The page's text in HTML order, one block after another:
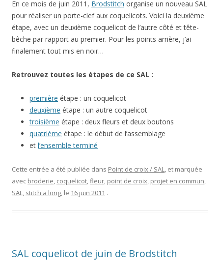
En ce mois de juin 2011, Brodstitch organise un nouveau SAL
pour réaliser un porte-clef aux coquelicots. Voici la deuxième
étape, avec un deuxième coquelicot de l’autre côté et tête-
bêche par rapport au premier. Pour les points arrière, j’ai
finalement tout mis en noir…
Retrouvez toutes les étapes de ce SAL :
première étape : un coquelicot
deuxième étape : un autre coquelicot
troisième étape : deux fleurs et deux boutons
quatrième étape : le début de l’assemblage
et l’ensemble terminé
Cette entrée a été publiée dans Point de croix / SAL, et marquée
avec broderie, coquelicot,fleur, point de croix, projet en commun,
SAL, stitch a long, le 16 juin 2011 .
SAL coquelicot de juin de Brodstitch